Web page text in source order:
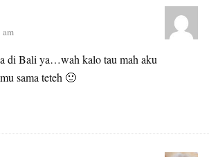
am
di Bali ya…wah kalo tau mah aku
sama teteh 🙂